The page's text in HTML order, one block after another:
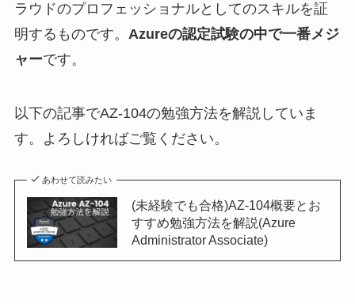
ラウドのプロフェッショナルとしてのスキルを証
明するものです。 Azureの認定試験の中で一番メジ
ャーです。
以下の記事でAZ-104の勉強方法を解説していま
す。よろしければご覧ください。
あわせて読みたい
(未経験でも合格)AZ-104概要とお
すすめ勉強方法を解説(Azure
Administrator Associate)